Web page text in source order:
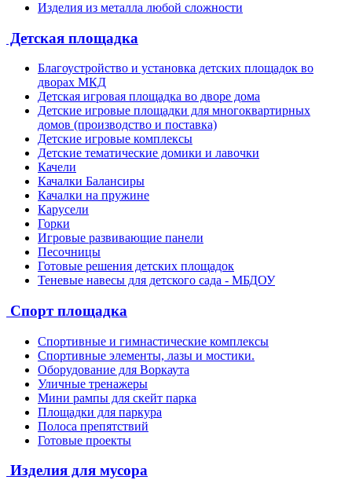
Изделия из металла любой сложности
Детская площадка
Благоустройство и установка детских площадок во
дворах МКД
Детская игровая площадка во дворе дома
Детские игровые площадки для многоквартирных
домов (производство и поставка)
Детские игровые комплексы
Детские тематические домики и лавочки
Качели
Качалки Балансиры
Качалки на пружине
Карусели
Горки
Игровые развивающие панели
Песочницы
Готовые решения детских площадок
Теневые навесы для детского сада - МБДОУ
Спорт площадка
Спортивные и гимнастические комплексы
Спортивные элементы, лазы и мостики.
Оборудование для Воркаута
Уличные тренажеры
Мини рампы для скейт парка
Площадки для паркура
Полоса препятствий
Готовые проекты
Изделия для мусора